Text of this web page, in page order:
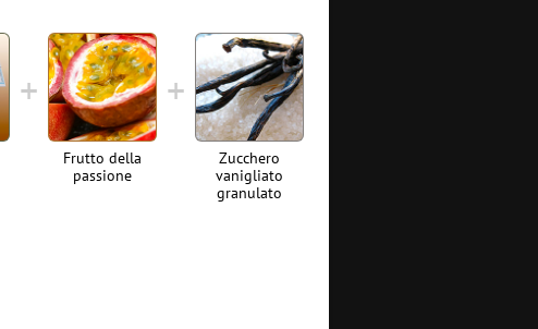
Frutto della
passione
Zucchero
vanigliato
granulato